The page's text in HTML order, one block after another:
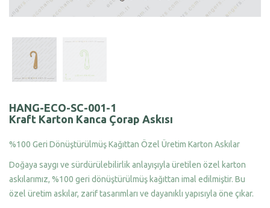
HANG-ECO-SC-001-1
Kraft Karton Kanca Çorap Askısı
%100 Geri Dönüştürülmüş Kağıttan Özel Üretim Karton Askılar
Doğaya saygı ve sürdürülebilirlik anlayışıyla üretilen özel karton
askılarımız, %100 geri dönüştürülmüş kağıttan imal edilmiştir. Bu
özel üretim askılar, zarif tasarımları ve dayanıklı yapısıyla öne çıkar.